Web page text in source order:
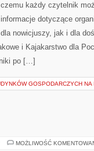
czemu każdy czytelnik
informacje dotyczące
nowicjuszy, jak i dla
i Kajakarstwo dla
po […]
GOSPODARCZYCH
MOŻLIWOŚĆ